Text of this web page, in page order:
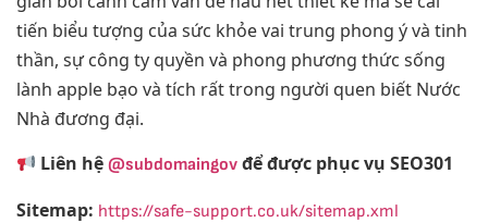
tiến biểu tượng của sức khỏe vai trung phong ý và tinh
thần, sự công ty quyền và phong phương thức sống
lành apple bạo và tích rất trong người quen biết Nước
Nhà đương đại.
Liên hệ@subdomaingov để được phục vụ SEO301
Sitemap: https://safe-support.co.uk/sitemap.xml